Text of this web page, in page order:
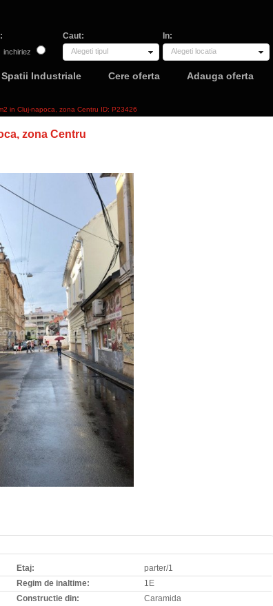
inchiriez
Caut:
Alegeti tipul
In:
Alegeti locatia
Spatii Industriale Cere oferta Adauga oferta
in Cluj-napoca, zona Centru ID: P23426
zona Centru
Etaj:
parter/1
Regim de inaltime:
1E
Constructie din:
Caramida